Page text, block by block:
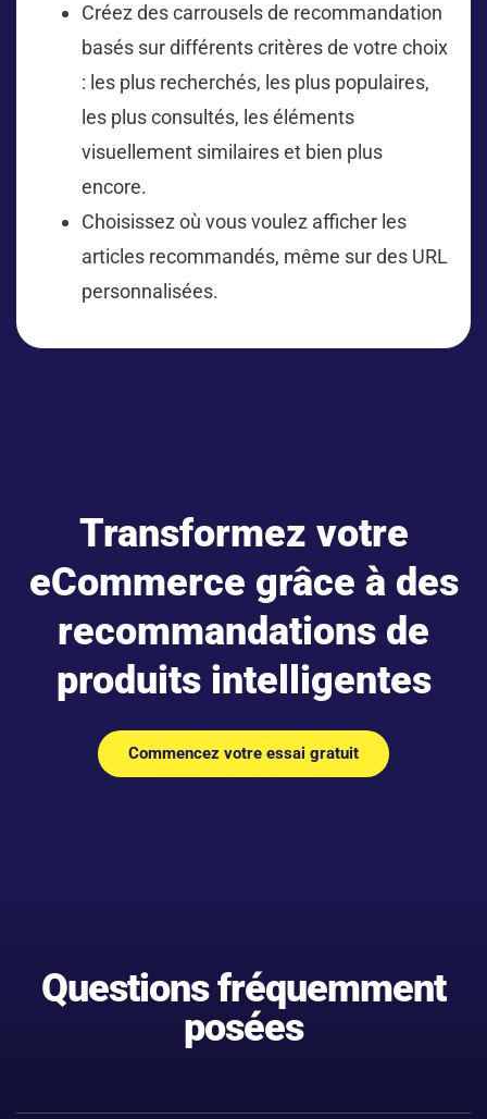
Créez des carrousels de recommandation
basés sur différents critères de votre choix
: les plus recherchés, les plus populaires,
les plus consultés, les éléments
visuellement similaires et bien plus
encore.
Choisissez où vous voulez afficher les
articles recommandés, même sur des URL
personnalisées.
Transformez votre
eCommerce grâce à des
recommandations de
produits intelligentes
Commencez votre essai gratuit
Questions fréquemment
posées